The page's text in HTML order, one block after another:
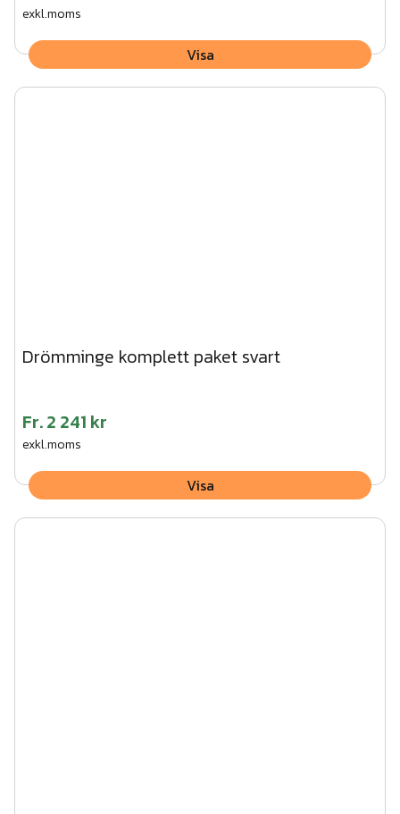
exkl.moms
Visa
Drömminge komplett paket svart
Fr.2 241 kr
exkl.moms
Visa